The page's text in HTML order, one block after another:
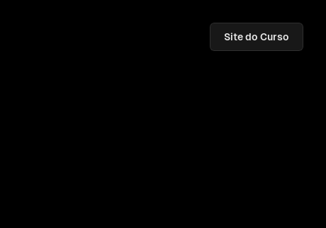
Site do Curso